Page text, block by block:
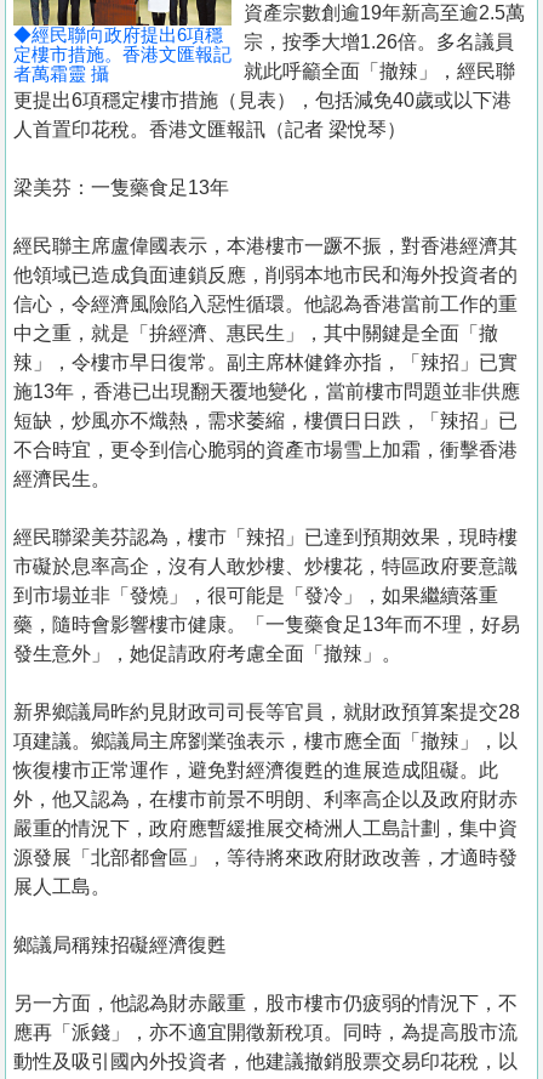
手
冊
關
於
們
◆經民聯向政府提出6項穩
定樓市措施。香港文匯報記
者萬霜靈 攝
資產宗數創逾19年新高至逾2.5萬
宗，按季大增1.26倍。多名議員
就此呼籲全面「撤辣」，經民聯
更提出6項穩定樓市措施（見表），包括減免40歲或以下港
人首置印花稅。香港文匯報訊（記者 梁悅琴）
梁美芬：一隻藥食足13年
經民聯主席盧偉國表示，本港樓市一蹶不振，對香港經濟其
他領域已造成負面連鎖反應，削弱本地市民和海外投資者的
信心，令經濟風險陷入惡性循環。他認為香港當前工作的重
中之重，就是「拚經濟、惠民生」，其中關鍵是全面「撤
辣」，令樓市早日復常。副主席林健鋒亦指，「辣招」已實
施13年，香港已出現翻天覆地變化，當前樓市問題並非供應
短缺，炒風亦不熾熱，需求萎縮，樓價日日跌，「辣招」已
不合時宜，更令到信心脆弱的資產市場雪上加霜，衝擊香港
經濟民生。
經民聯梁美芬認為，樓市「辣招」已達到預期效果，現時樓
市礙於息率高企，沒有人敢炒樓、炒樓花，特區政府要意識
到市場並非「發燒」，很可能是「發冷」，如果繼續落重
藥，隨時會影響樓市健康。「一隻藥食足13年而不理，好易
發生意外」，她促請政府考慮全面「撤辣」。
新界鄉議局昨約見財政司司長等官員，就財政預算案提交28
項建議。鄉議局主席劉業強表示，樓市應全面「撤辣」，以
恢復樓市正常運作，避免對經濟復甦的進展造成阻礙。此
外，他又認為，在樓市前景不明朗、利率高企以及政府財赤
嚴重的情況下，政府應暫緩推展交椅洲人工島計劃，集中資
源發展「北部都會區」，等待將來政府財政改善，才適時發
展人工島。
鄉議局稱辣招礙經濟復甦
另一方面，他認為財赤嚴重，股市樓市仍疲弱的情況下，不
應再「派錢」，亦不適宜開徵新稅項。同時，為提高股市流
動性及吸引國內外投資者，他建議撤銷股票交易印花稅，以